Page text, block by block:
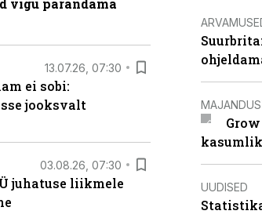
vigu parandama
13.07.26, 07:30
ei sobi:
jooksvalt
03.08.26, 07:30
juhatuse liikmele
UUDISED